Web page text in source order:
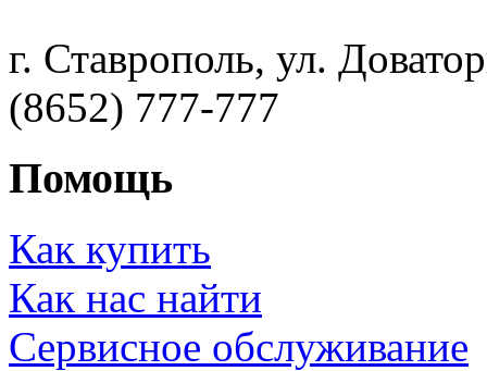
г. Ставрополь, ул.
(8652) 777-777
Помощь
Как купить
Как нас найти
Сервисное обслуживание